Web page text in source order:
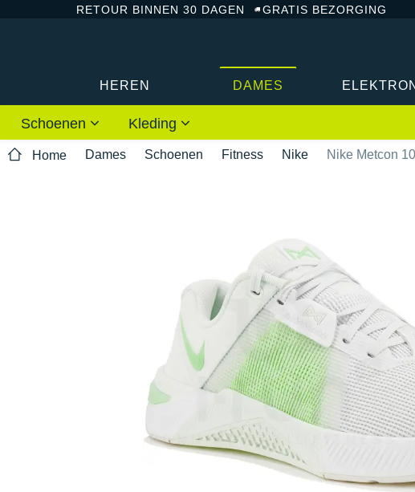
RETOUR BINNEN 30 DAGEN GRATIS BEZORGING
HEREN DAMES
Schoenen Kleding
Home Dames Schoenen Fitness Nike Nike Metcon 10